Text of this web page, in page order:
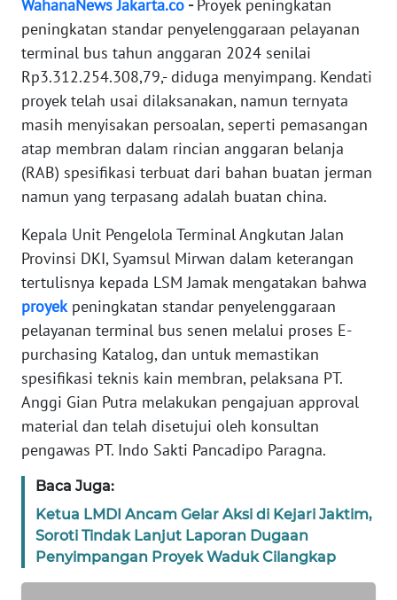
WahanaNews Jakarta.co -Proyek peningkatan
peningkatan standar penyelenggaraan pelayanan
terminal bus tahun anggaran 2024 senilai
Rp3.312.254.308,79,- diduga menyimpang. Kendati
proyek telah usai dilaksanakan, namun ternyata
masih menyisakan persoalan, seperti pemasangan
atap membran dalam rincian anggaran belanja
(RAB) spesifikasi terbuat dari bahan buatan jerman
namun yang terpasang adalah buatan china.
Kepala Unit Pengelola Terminal Angkutan Jalan
Provinsi DKI, Syamsul Mirwan dalam keterangan
tertulisnya kepada LSM Jamak mengatakan bahwa
proyekpeningkatan standar penyelenggaraan
pelayanan terminal bus senen melalui proses E-
purchasing Katalog, dan untuk memastikan
spesifikasi teknis kain membran, pelaksana PT.
Anggi Gian Putra melakukan pengajuan approval
material dan telah disetujui oleh konsultan
pengawas PT. Indo Sakti Pancadipo Paragna.
Baca Juga:
Ketua LMDI Ancam Gelar Aksi di Kejari Jaktim,
Soroti Tindak Lanjut Laporan Dugaan
Penyimpangan Proyek Waduk Cilangkap
Wahana
News
Regional
WN
SUMUT
WN
JAKARTA
WN
JABAR
WN
BANTEN
WN
KEPRI
WN
PAPUA